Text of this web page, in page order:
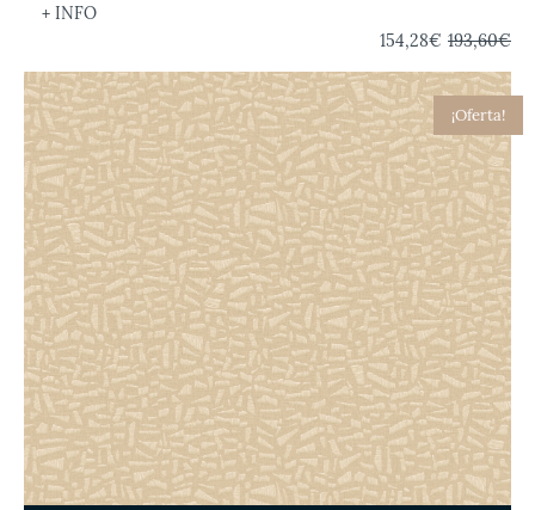
+ INFO
154,28€ 193,60€
¡Oferta!